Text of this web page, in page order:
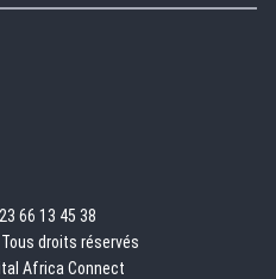
66 13 45 38
droits réservés
Africa Connect